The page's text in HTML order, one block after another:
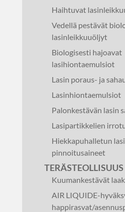
Haihtuvat
Vedellä pestävät
lasinleikkuuöljyt
Biologisesti hajoavat
lasihiontaemulsiot
Lasin poraus- ja
Lasinhiontaemulsiot
Palonkestävän lasin
Lasipartikkelien
Hiekkapuhalletun
pinnoitusaineet
TERÄSTEOLLISUUS
Kuumankestävät
AIR LIQUIDE-
happirasvat/